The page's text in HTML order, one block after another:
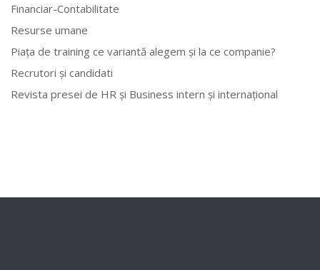
Financiar-Contabilitate
Resurse umane
Piața de training ce variantă alegem și la ce companie?
Recrutori și candidati
Revista presei de HR și Business intern și internațional